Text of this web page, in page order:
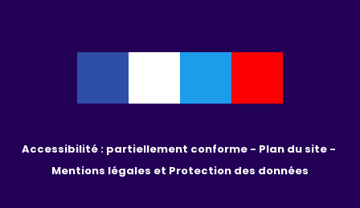
Accessibilité : partiellement conforme -
Mentions légales et Protection des données